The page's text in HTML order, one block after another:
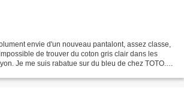
envie d'un nouveau pantalont, assez classe,
de trouver du coton gris clair dans les
Je me suis rabatue sur du bleu de chez TOTO.